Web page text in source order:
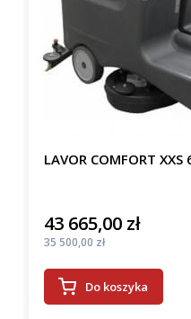
LAVOR COMFORT
Cena
43 665,00 zł
Cena
35 500,00 zł
Do koszyka